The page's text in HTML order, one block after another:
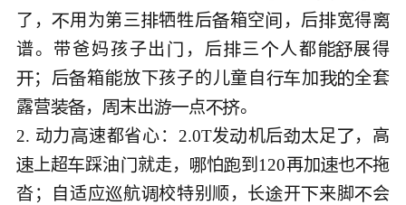
了，用为第三牺牲后箱空 ，后宽得
谱。带爸妈孩子出  ，后三人都展得
；后箱放下孩子的儿童自加 全套
露营，  末出点。﻿
2. 动力速都省心：2.0T发机后足  ，高
上超踩油 就走， 怕到120再加也拖
沓；自适应航校特别顺，长开 来脚会